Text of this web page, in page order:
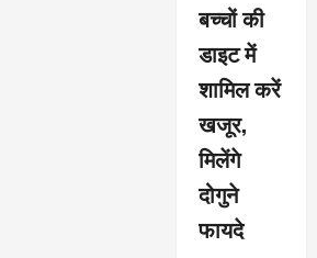
बच्चों की
डाइट में
शामिल करें
खजूर,
मिलेंगे
दोगुने
फायदे